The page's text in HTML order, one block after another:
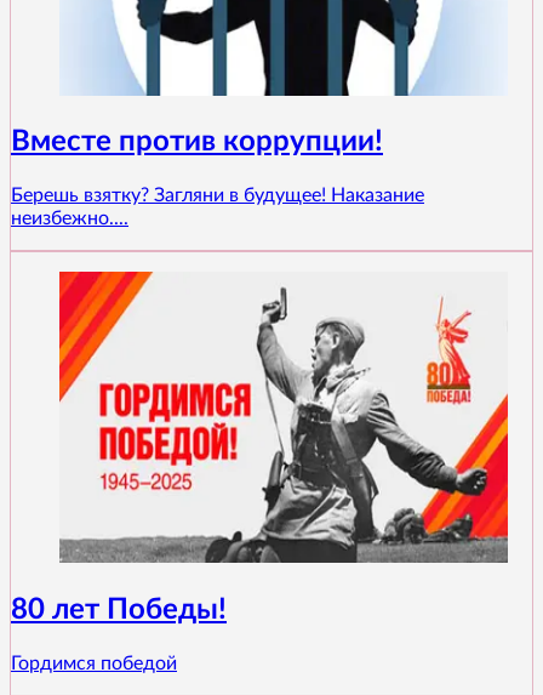
Вместе против коррупции!
Берешь взятку? Загляни в будущее! Наказание
неизбежно....
80 лет Победы!
Гордимся победой